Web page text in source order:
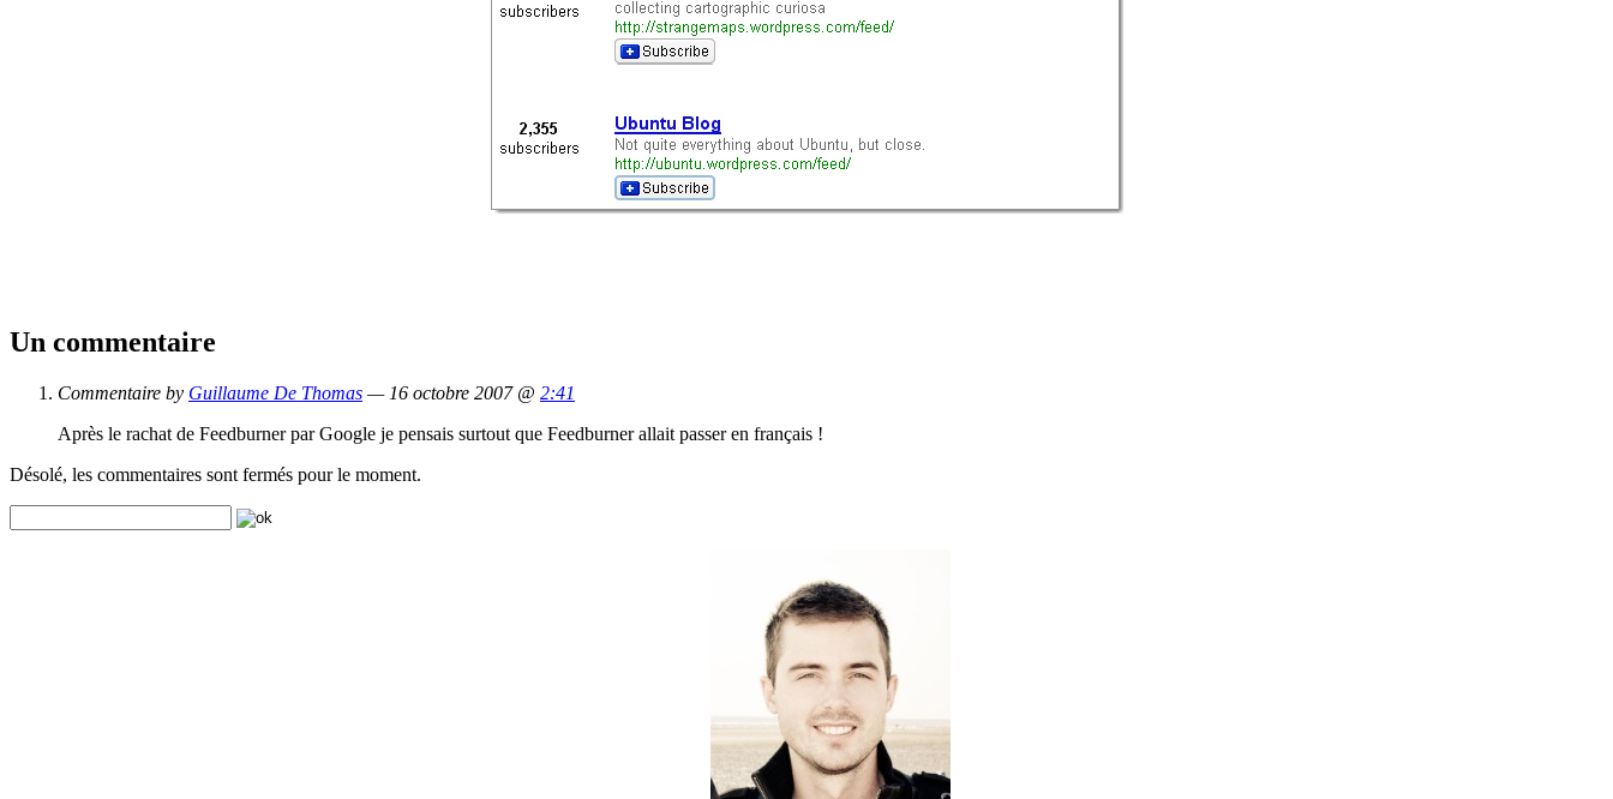
Un commentaire
Commentaire by Guillaume De Thomas — 16 octobre 2007 @ 2:41
Après le rachat de Feedburner par Google je pensais surtout que Feedburner allait passer en français !
Désolé, les commentaires sont fermés pour le moment.